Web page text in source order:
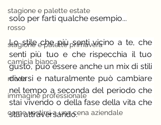
stagione e palette estate
rosso
stagione e palette primavera
camicia bianca
moda
immagine professionale
come vestirsi a una cena aziendale
solo per farti qualche esempio...
Lo stile che più senti vicino a te, che
senti più tuo e che rispecchia il tuo
gusto, può essere anche un mix di stili
diversi e naturalmente può cambiare
nel tempo a seconda del periodo che
stai vivendo o della fase della vita che
stai attraversando.